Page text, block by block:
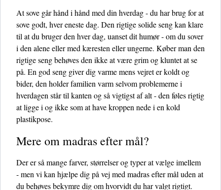
At sove går hånd i hånd med din hverdag - du har brug for at
sove godt, hver eneste dag. Den rigtige solide seng kan klare
til at du bruger den hver dag, uanset dit humør - om du sover
i den alene eller med kæresten eller ungerne. Køber man den
rigtige seng behøves den ikke at være grim og kluntet at se
på. En god seng giver dig varme mens vejret er koldt og
bider, den holder familien varm selvom problemerne i
hverdagen står til kanten og så vigtigst af alt - den føles rigtig
at ligge i og ikke som at have kroppen nede i en kold
plastikpose.
Mere om madras efter mål?
Der er så mange farver, størrelser og typer at vælge imellem
- men vi kan hjælpe dig på vej med madras efter mål uden at
du behøves bekymre dig om hvorvidt du har valgt rigtigt.